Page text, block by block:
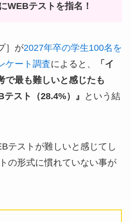
WEBテストを指名！
］が2027年卒の学生100名を
ケート調査によると、
「イ
で最も難しいと感じたも
スト（28.4%）』
という結
テストが難しいと感じてし
の形式に慣れていない事が